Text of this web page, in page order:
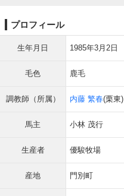
プロフィール
生年月日 1985年3月2日
毛色 鹿毛
調教師（所属） 内藤 繁春(栗東)
馬主 小林 茂行
生産者 優駿牧場
産地 門別町